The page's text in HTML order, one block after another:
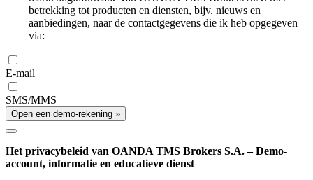
betrekking tot producten en diensten, bijv. nieuws en
aanbiedingen, naar de contactgegevens die ik heb opgegeven
via:
E-mail
SMS/MMS
Open een demo-rekening »
Het privacybeleid van OANDA TMS Brokers S.A. – Demo-
account, informatie en educatieve dienst